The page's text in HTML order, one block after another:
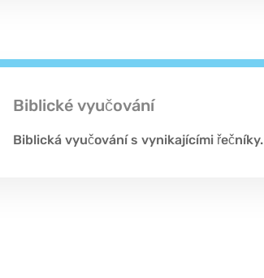
Biblické vyučování
Biblická vyučování s vynikajícími řečníky.